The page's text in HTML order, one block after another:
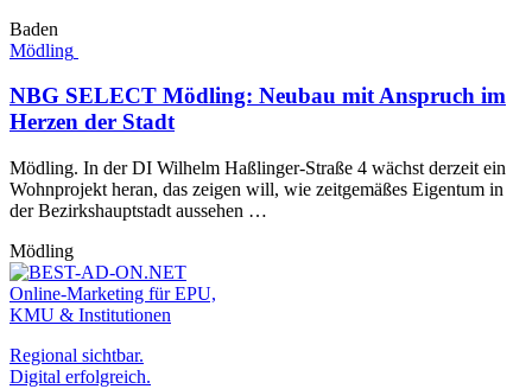
Baden
Mödling
NBG SELECT Mödling: Neubau mit Anspruch im
Herzen der Stadt
Mödling. In der DI Wilhelm Haßlinger-Straße 4 wächst derzeit ein
Wohnprojekt heran, das zeigen will, wie zeitgemäßes Eigentum in
der Bezirkshauptstadt aussehen …
Mödling
Online-Marketing für EPU,
KMU & Institutionen
Regional sichtbar.
Digital erfolgreich.